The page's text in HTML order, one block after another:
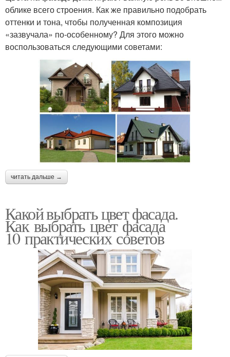
облике всего строения. Как же правильно подобрать
оттенки и тона, чтобы полученная композиция
«зазвучала» по-особенному? Для этого можно
воспользоваться следующими советами:
читать дальше →
Какой выбрать цвет фасада.
Как выбрать цвет фасада
10 практических советов